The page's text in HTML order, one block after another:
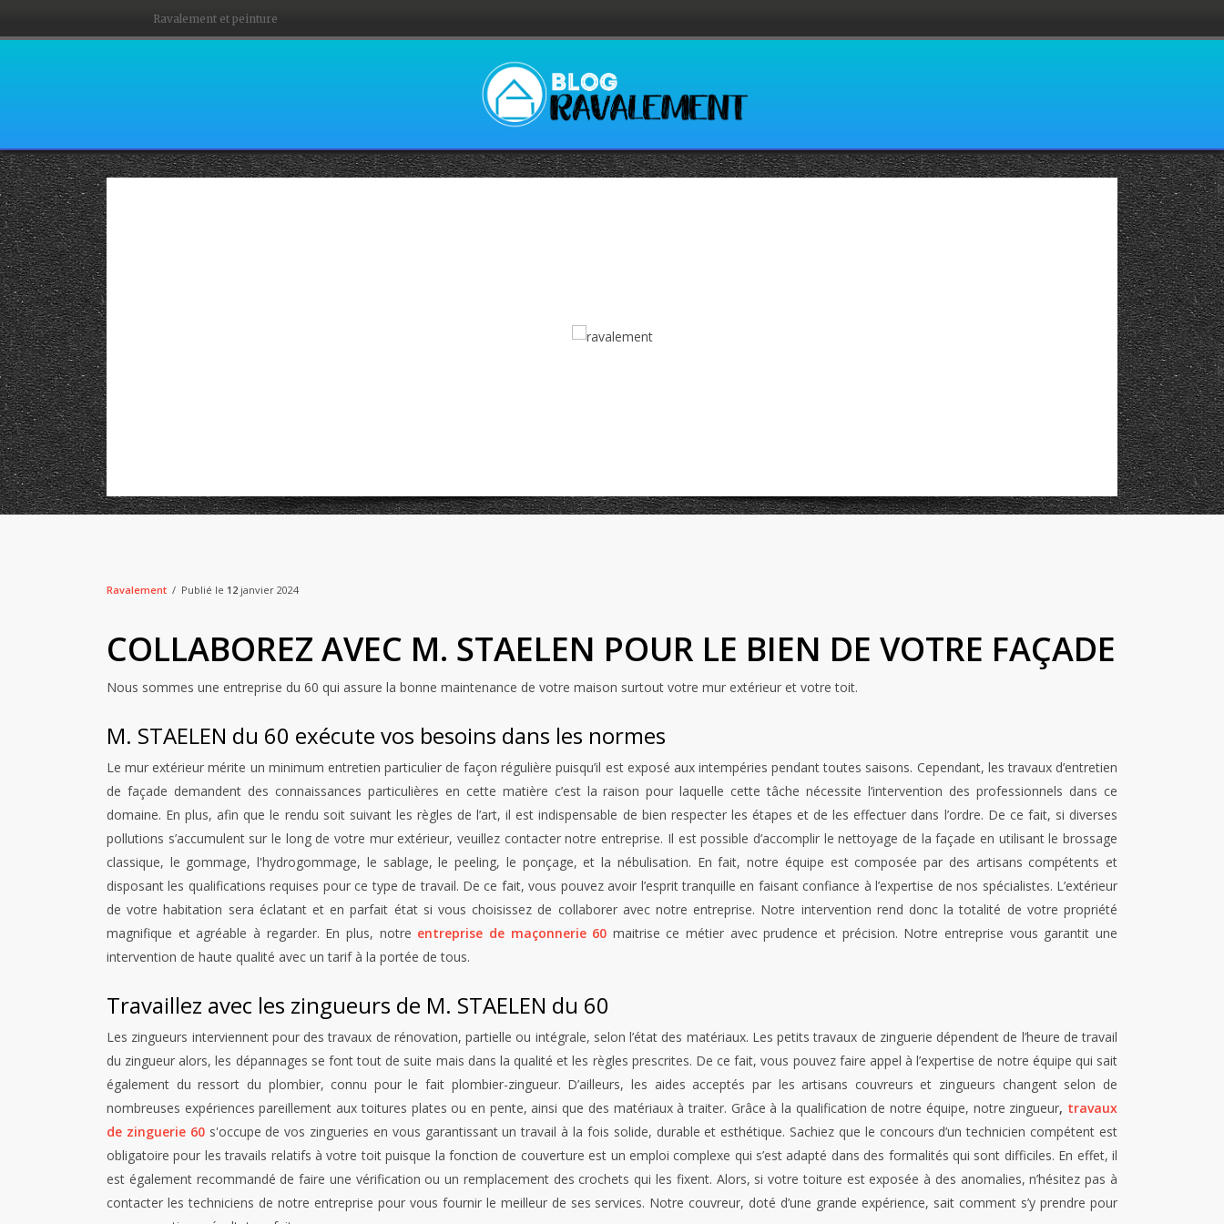
Ravalement et peinture
Ravalement Publié le 12 janvier 2024
COLLABOREZ AVEC M. STAELEN POUR LE BIEN DE VOTRE FAÇADE
Nous sommes une entreprise du 60 qui assure la bonne maintenance de votre maison surtout votre mur extérieur et votre toit.
M. STAELEN du 60 exécute vos besoins dans les normes
Le mur extérieur mérite un minimum entretien particulier de façon régulière puisqu’il est exposé aux intempéries pendant toutes saisons. Cependant, les travaux d’entretien
de façade demandent des connaissances particulières en cette matière c’est la raison pour laquelle cette tâche nécessite l’intervention des professionnels dans ce
domaine. En plus, afin que le rendu soit suivant les règles de l’art, il est indispensable de bien respecter les étapes et de les effectuer dans l’ordre. De ce fait, si diverses
pollutions s’accumulent sur le long de votre mur extérieur, veuillez contacter notre entreprise. Il est possible d’accomplir le nettoyage de la façade en utilisant le brossage
classique, le gommage, l'hydrogommage, le sablage, le peeling, le ponçage, et la nébulisation. En fait, notre équipe est composée par des artisans compétents et
disposant les qualifications requises pour ce type de travail. De ce fait, vous pouvez avoir l’esprit tranquille en faisant confiance à l’expertise de nos spécialistes. L’extérieur
de votre habitation sera éclatant et en parfait état si vous choisissez de collaborer avec notre entreprise. Notre intervention rend donc la totalité de votre propriété
magnifique et agréable à regarder. En plus, notre entreprise de maçonnerie 60 maitrise ce métier avec prudence et précision. Notre entreprise vous garantit une
intervention de haute qualité avec un tarif à la portée de tous.
Travaillez avec les zingueurs de M. STAELEN du 60
Les zingueurs interviennent pour des travaux de rénovation, partielle ou intégrale, selon l’état des matériaux. Les petits travaux de zinguerie dépendent de l’heure de travail
du zingueur alors, les dépannages se font tout de suite mais dans la qualité et les règles prescrites. De ce fait, vous pouvez faire appel à l’expertise de notre équipe qui sait
également du ressort du plombier, connu pour le fait plombier-zingueur. D’ailleurs, les aides acceptés par les artisans couvreurs et zingueurs changent selon de
nombreuses expériences pareillement aux toitures plates ou en pente, ainsi que des matériaux à traiter. Grâce à la qualification de notre équipe, notre zingueur, travaux
de zinguerie 60 s'occupe de vos zingueries en vous garantissant un travail à la fois solide, durable et esthétique. Sachiez que le concours d’un technicien compétent est
obligatoire pour les travails relatifs à votre toit puisque la fonction de couverture est un emploi complexe qui s’est adapté dans des formalités qui sont difficiles. En effet, il
est également recommandé de faire une vérification ou un remplacement des crochets qui les fixent. Alors, si votre toiture est exposée à des anomalies, n’hésitez pas à
contacter les techniciens de notre entreprise pour vous fournir le meilleur de ses services. Notre couvreur, doté d’une grande expérience, sait comment s’y prendre pour